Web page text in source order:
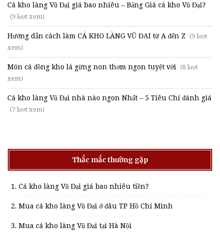
Cá kho làng Vũ Đại giá bao nhiêu – Bảng Giá cá kho Vũ Đại?
(9 lượt xem)
Hướng dẫn cách làm CÁ KHO LÀNG VŨ ĐẠI từ A đến Z (9 lượt
xem)
Món cá đồng kho lá gừng non thơm ngon tuyệt vời (8 lượt
xem)
Cá kho làng Vũ Đại nhà nào ngon Nhất – 5 Tiêu Chí đánh giá
(7 lượt xem)
Thắc mắc thường gặp
Cá kho làng Vũ Đại giá bao nhiêu tiền?
Mua cá kho làng Vũ Đại ở đâu TP Hồ Chí Minh
Mua cá kho làng Vũ Đại tại Hà Nội